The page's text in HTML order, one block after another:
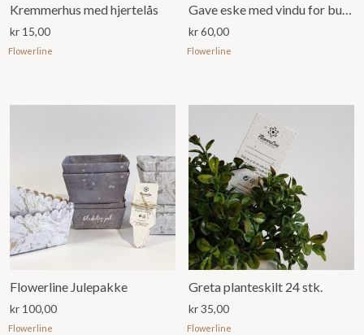
Kremmerhus med hjertelås
kr 15,00
Flowerline
Gave eske med vindu for bukett eller dekorasjon, Hvit
kr60,00
Flowerline
Flowerline Julepakke
kr 100,00
Flowerline
Greta planteskilt 24 stk.
kr35,00
Flowerline